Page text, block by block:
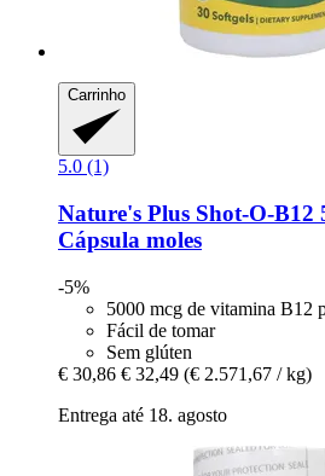
Carrinho
5.0 (1)
Nature's Plus Shot-​O-​B12
Cápsula moles
-5%
5000 mcg de vitamina B12
Fácil de tomar
Sem glúten
€ 30,86 € 32,49 (€ 2.571,67 / kg)
Entrega até 18. agosto